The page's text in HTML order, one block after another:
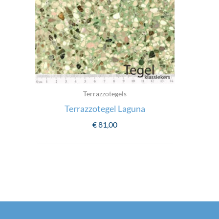
Terrazzotegels
Terrazzotegel Laguna
€81,00